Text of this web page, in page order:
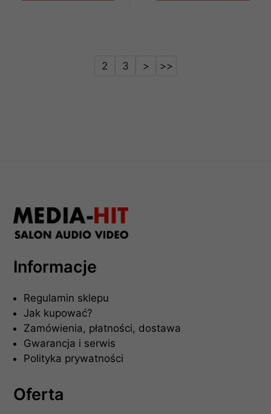
2 3 > >>
Informacje
Regulamin sklepu
Jak kupować?
Zamówienia, płatności, dostawa
Gwarancja i serwis
Polityka prywatności
Oferta